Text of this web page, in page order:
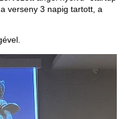
verseny 3 napig tartott, a